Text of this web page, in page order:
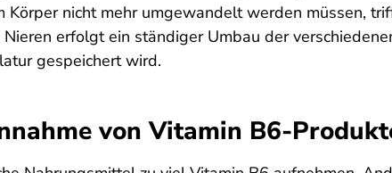
nicht mehr umgewandelt werden müssen,
erfolgt ein ständiger Umbau der
gespeichert wird.
von Vitamin B6-